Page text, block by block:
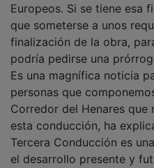
Europeos. Si se tiene esa
que someterse a unos
finalización de la obra,
podría pedirse una
Es una magnífica noticia
personas que
Corredor del Henares
esta conducción, ha
Tercera Conducción es
el desarrollo presente y